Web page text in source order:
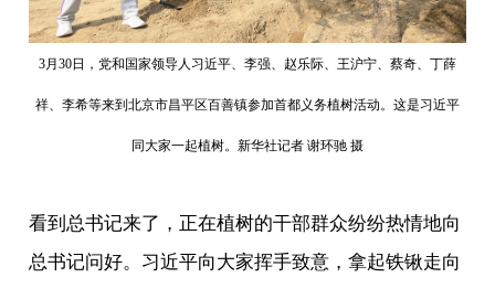
3月30日，党和国家领导人习近平、李强、赵乐际、王沪宁、蔡奇、丁薛
祥、李希等来到北京市昌平区百善镇参加首都义务植树活动。这是习近平
同大家一起植树。新华社记者 谢环驰 摄
看到总书记来了，正在植树的干部群众纷纷热情地向
总书记问好。习近平向大家挥手致意，拿起铁锹走向